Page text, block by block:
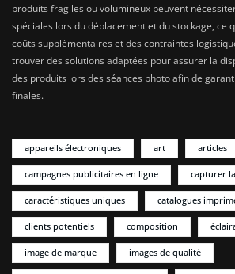
produits fragiles ou volumineux peuvent
spéciales lors du déplacement et du stockage, ce
coûts supplémentaires et des contraintes
trouver des solutions adaptées pour assurer la
des produits lors des séances photo afin de
finales.
appareils électroniques art articles
campagnes publicitaires en ligne capturer
caractéristiques uniques catalogues
clients potentiels composition
image de marque images de qualité